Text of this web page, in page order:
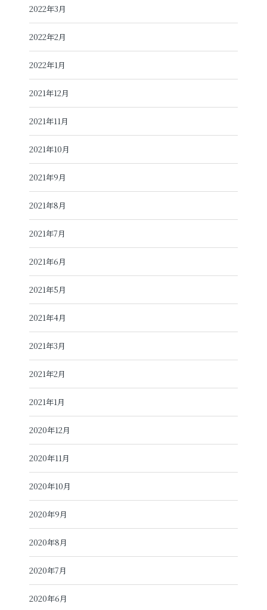
2022年3月
2022年2月
2022年1月
2021年12月
2021年11月
2021年10月
2021年9月
2021年8月
2021年7月
2021年6月
2021年5月
2021年4月
2021年3月
2021年2月
2021年1月
2020年12月
2020年11月
2020年10月
2020年9月
2020年8月
2020年7月
2020年6月